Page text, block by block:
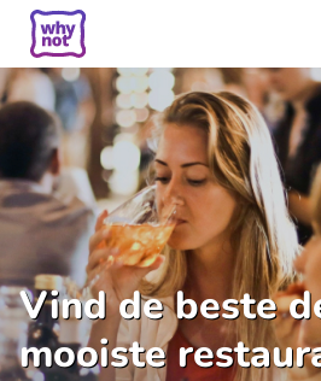
Vind de beste
mooiste